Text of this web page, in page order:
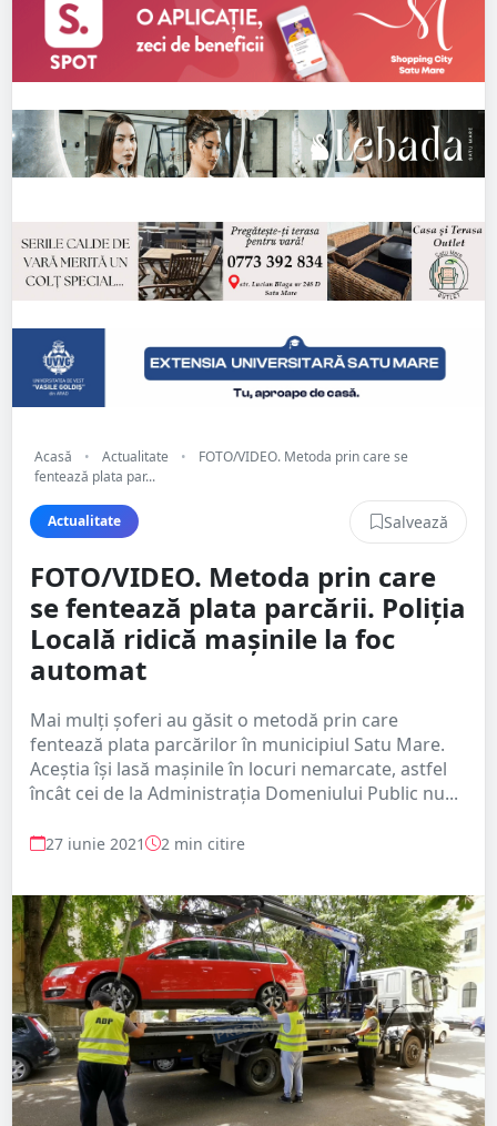
Acasă • Actualitate •
FOTO/VIDEO. Metoda prin care se
fentează plata par...
Actualitate Salvează
FOTO/VIDEO. Metoda prin care
se fentează plata parcării. Poliția
Locală ridică mașinile la foc
automat
Mai mulți șoferi au găsit o metodă prin care
fentează plata parcărilor în municipiul Satu Mare.
Aceștia își lasă mașinile în locuri nemarcate, astfel
încât cei de la Administrația Domeniului Public nu...
27 iunie 2021 2 min citire